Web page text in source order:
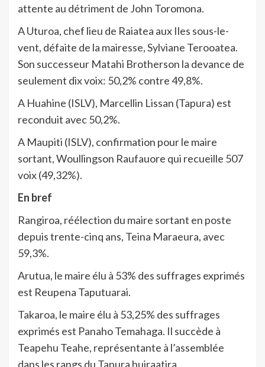
attente au détriment de John Toromona.
A Uturoa, chef lieu de Raiatea aux Iles sous-le-
vent, défaite de la mairesse, Sylviane Terooatea.
Son successeur Matahi Brotherson la devance de
seulement dix voix: 50,2% contre 49,8%.
A Huahine (ISLV), Marcellin Lissan (Tapura) est
reconduit avec 50,2%.
A Maupiti (ISLV), confirmation pour le maire
sortant, Woullingson Raufauore qui recueille 507
voix (49,32%).
En bref
Rangiroa, réélection du maire sortant en poste
depuis trente-cinq ans, Teina Maraeura, avec
59,3%.
Arutua, le maire élu à 53% des suffrages exprimés
est Reupena Taputuarai.
Takaroa, le maire élu à 53,25% des suffrages
exprimés est Panaho Temahaga. Il succède à
Teapehu Teahe, représentante à l’assemblée
dans les rangs du Tapura huiraatira.